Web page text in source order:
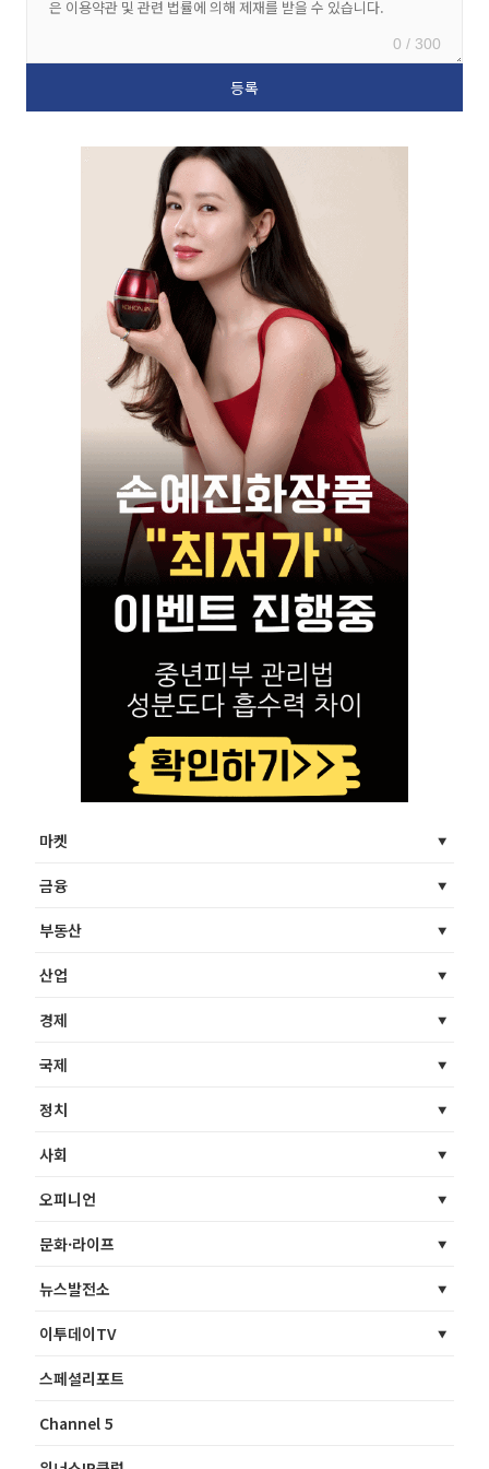
0 / 300
마켓
금융
부동산
산업
경제
국제
정치
사회
오피니언
문화·라이프
뉴스발전소
이투데이TV
스페셜리포트
Channel 5